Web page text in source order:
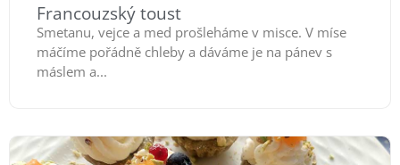
Francouzský toust
Smetanu, vejce a med prošleháme v misce. V míse
máčíme pořádně chleby a dáváme je na pánev s
máslem a...